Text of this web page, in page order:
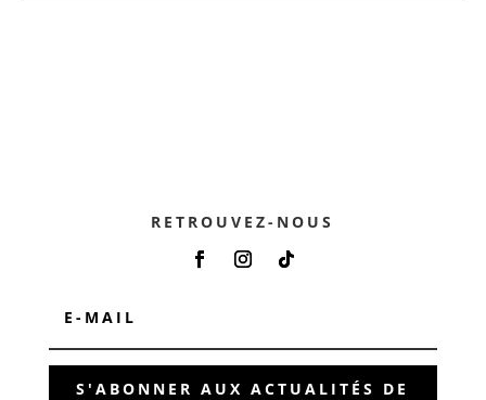
RETROUVEZ-NOUS
S'ABONNER AUX ACTUALITÉS DE